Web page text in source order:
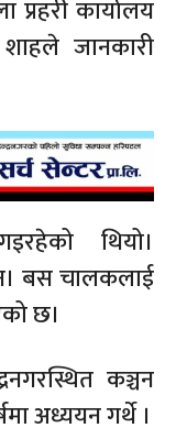
कार्यालय
जानकारी
थियो।
बस चालकलाई
छ।
कञ्चन
अध्ययन गर्थे ।